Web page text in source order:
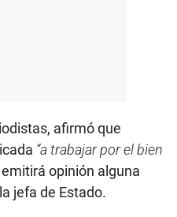
afirmó que
“a trabajar por el bien
opinión alguna
jefa de Estado.